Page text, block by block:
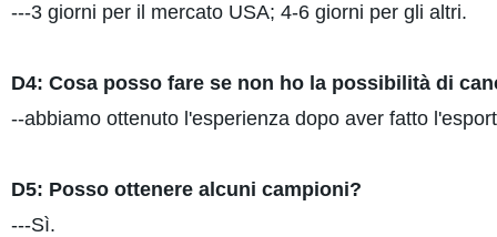
---3 giorni per il mercato USA; 4-6 giorni per gli altri.
D4: Cosa posso fare se non ho la possibilità di
--abbiamo ottenuto l'esperienza dopo aver fatto
D5: Posso ottenere alcuni campioni?
---Sì.